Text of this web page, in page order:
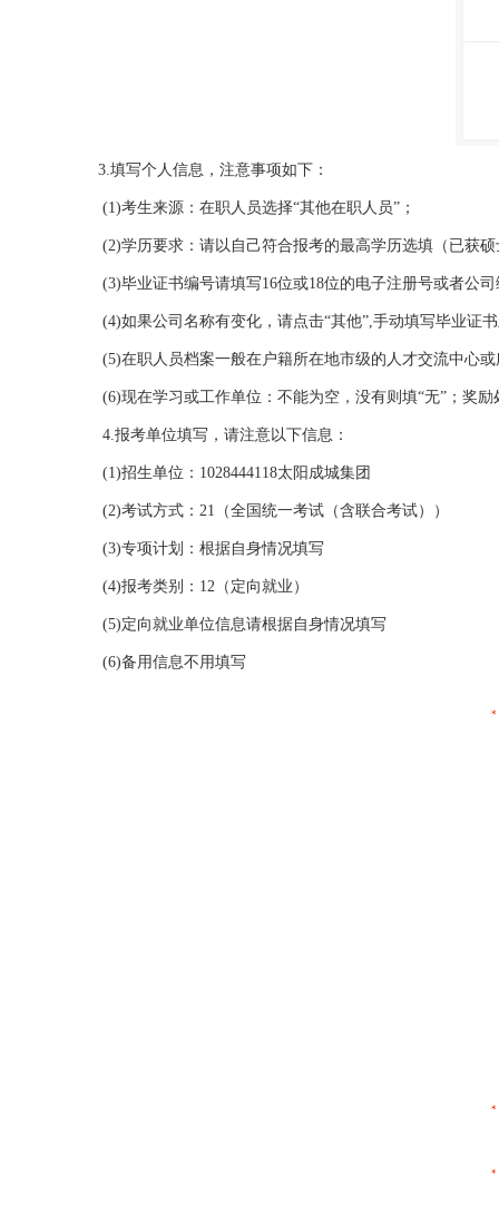
3.填写个人信息，注意事项如下：
(1)考生来源：在职人员选择“其他在职人员”；
(2)学历要求：请以自己符合报考的最高学历选填（已获
(3)毕业证书编号请填写16位或18位的电子注册号或者公
(4)如果公司名称有变化，请点击“其他”,手动填写毕业证
(5)在职人员档案一般在户籍所在地市级的人才交流中心
(6)现在学习或工作单位：不能为空，没有则填“无”；奖
4.报考单位填写，请注意以下信息：
(1)招生单位：1028444118太阳成城集团
(2)考试方式：21（全国统一考试（含联合考试））
(3)专项计划：根据自身情况填写
(4)报考类别：12（定向就业）
(5)定向就业单位信息请根据自身情况填写
(6)备用信息不用填写